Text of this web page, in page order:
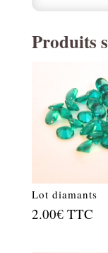
Produits
Lot diamants
2.00€ TTC